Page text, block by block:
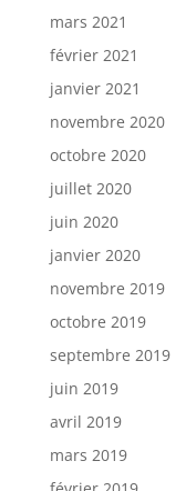
mars 2021
février 2021
janvier 2021
novembre 2020
octobre 2020
juillet 2020
juin 2020
janvier 2020
novembre 2019
octobre 2019
septembre 2019
juin 2019
avril 2019
mars 2019